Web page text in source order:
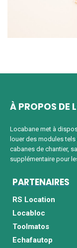
À PROPOS DE
Locabane met à
louer des modules
cabanes de chantier,
supplémentaire pour
PARTENAIRES
RS Location
Locabloc
Toolmatos
Echafautop